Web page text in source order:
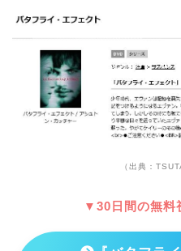
（出典：
▼30日間の無料